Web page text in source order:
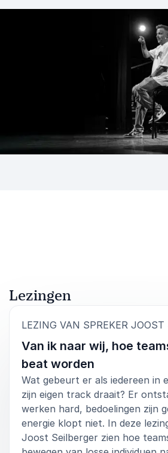
tegenslag
Meer aandacht voor mentale
psychologische veiligheid
Praktische inzichten in
Spreker Joost
voor energie en
Boek spreker Joost Seilberger
beweging zet. Neem vrijblijvend
informatie of om meteen een
Lezingen
LEZING VAN SPREKER JOOST
Van ik naar wij, hoe
beat worden
Wat gebeurt er als iedereen in
zijn eigen track draait? Er
werken hard, bedoelingen zijn
energie klopt niet. In deze
Joost Seilberger zien hoe